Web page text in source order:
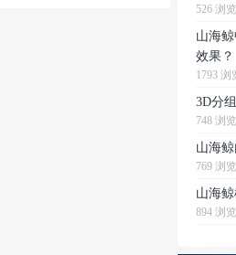
526 浏览
山海
效果？
1793 浏
3D分
748 浏览
山海
769 浏览
山海
894 浏览